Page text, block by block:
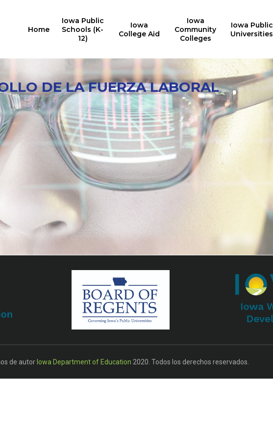
Home
Iowa Public
Schools (K-
12)
Iowa
College Aid
Iowa
Community
Colleges
Iowa Public
Universities
DE LA FUERZA LABORAL
de autor Iowa Department of Education 2020. Todos los derechos reservados.